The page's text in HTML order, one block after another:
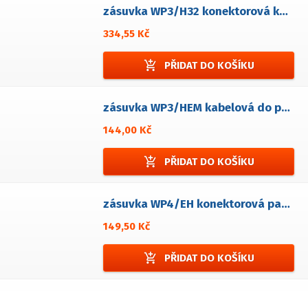
zásuvka WP3/H32 konektorová kabelová
334,55 Kč
add_shopping_cart PŘIDAT DO KOŠÍKU
zásuvka WP3/HEM kabelová do panelové zástrčky
144,00 Kč
add_shopping_cart PŘIDAT DO KOŠÍKU
zásuvka WP4/EH konektorová panelová
149,50 Kč
add_shopping_cart PŘIDAT DO KOŠÍKU